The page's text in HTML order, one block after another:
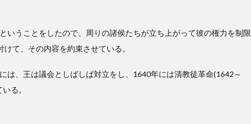
いうことをしたので、周りの諸侯たちが立ち上がって彼の権力を制限
て、その内容を約束させている。
は、王は議会としばしば対立をし、1640年には清教徒革命(1642～
る。